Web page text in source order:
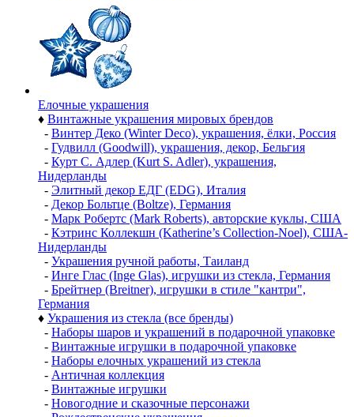
Елочные украшения
♦ Винтажные украшения мировых брендов
- Винтер Деко (Winter Deco), украшения, ёлки, Россия
- Гудвилл (Goodwill), украшения, декор, Бельгия
- Курт С. Адлер (Kurt S. Adler), украшения,
Нидерланды
- Элитный декор ЕДГ (EDG), Италия
- Декор Больтце (Boltze), Германия
- Марк Робертс (Mark Roberts), авторские куклы, США
- Кэтринс Коллекшн (Katherine’s Collection-Noel), США-
Нидерланды
- Украшения ручной работы, Таиланд
- Инге Глас (Inge Glas), игрушки из стекла, Германия
- Брейтнер (Breitner), игрушки в стиле "кантри",
Германия
♦ Украшения из стекла (все бренды)
- Наборы шаров и украшений в подарочной упаковке
- Винтажные игрушки в подарочной упаковке
- Наборы елочных украшений из стекла
- Античная коллекция
- Винтажные игрушки
- Новогодние и сказочные персонажи